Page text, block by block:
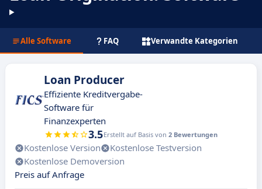
Alle Software FAQ Verwandte Kategorien
Loan Producer
Effiziente Kreditvergabe-
Software für
Finanzexperten
3.5Erstellt auf Basis von 2 Bewertungen
Kostenlose Version
Kostenlose Testversion
Kostenlose Demoversion
Preis auf Anfrage